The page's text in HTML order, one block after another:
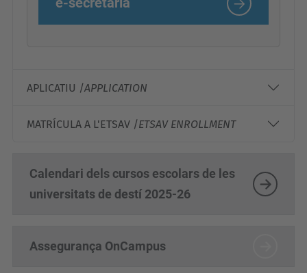
APLICATIU /APPLICATION
MATRÍCULA A L'ETSAV /ETSAV ENROLLMENT
Calendari dels cursos escolars de les
universitats de destí 2025-26
Assegurança OnCampus